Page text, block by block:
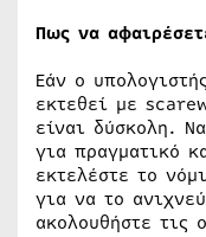
Πως να
Εάν ο
εκτεθεί με
είναι δύσκολη.
για πραγματικό
εκτελέστε το
για να το
ακολουθήστε τις